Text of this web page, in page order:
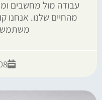
עבודה מול מחשבים
מהחיים שלנו. אנחנו
08